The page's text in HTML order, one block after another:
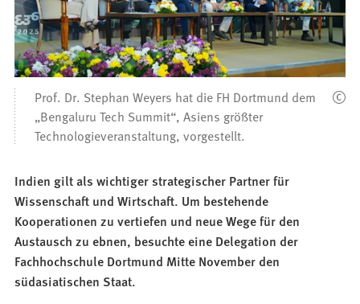
Prof. Dr. Stephan Weyers hat die FH Dortmund dem
„Bengaluru Tech Summit“, Asiens größter
Technologieveranstaltung, vorgestellt.
Indien gilt als wichtiger strategischer Partner für
Wissenschaft und Wirtschaft. Um bestehende
Kooperationen zu vertiefen und neue Wege für den
Austausch zu ebnen, besuchte eine Delegation der
Fachhochschule Dortmund Mitte November den
südasiatischen Staat.